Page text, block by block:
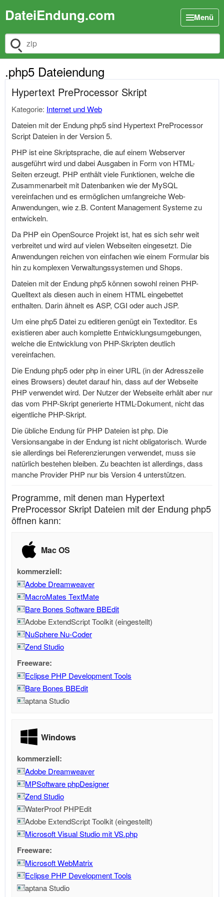
DateiEndung.com Menü
Dateiendung suchen
.php5 Dateiendung
Hypertext PreProcessor Skript
Kategorie: Internet und Web
Dateien mit der Endung php5 sind Hypertext PreProcessor
Script Dateien in der Version 5.
PHP ist eine Skriptsprache, die auf einem Webserver
ausgeführt wird und dabei Ausgaben in Form von HTML-
Seiten erzeugt. PHP enthält viele Funktionen, welche die
Zusammenarbeit mit Datenbanken wie der MySQL
vereinfachen und es ermöglichen umfangreiche Web-
Anwendungen, wie z.B. Content Management Systeme zu
entwickeln.
Da PHP ein OpenSource Projekt ist, hat es sich sehr weit
verbreitet und wird auf vielen Webseiten eingesetzt. Die
Anwendungen reichen von einfachen wie einem Formular bis
hin zu komplexen Verwaltungssystemen und Shops.
Dateien mit der Endung php5 können sowohl reinen PHP-
Quelltext als diesen auch in einem HTML eingebettet
enthalten. Darin ähnelt es ASP, CGI oder auch JSP.
Um eine php5 Datei zu editieren genügt ein Texteditor. Es
existieren aber auch komplette Entwicklungsumgebungen,
welche die Entwicklung von PHP-Skripten deutlich
vereinfachen.
Die Endung php5 oder php in einer URL (in der Adresszeile
eines Browsers) deutet darauf hin, dass auf der Webseite
PHP verwendet wird. Der Nutzer der Webseite erhält aber nur
das vom PHP-Skript generierte HTML-Dokument, nicht das
eigentliche PHP-Skript.
Die übliche Endung für PHP Dateien ist php. Die
Versionsangabe in der Endung ist nicht obligatorisch. Wurde
sie allerdings bei Referenzierungen verwendet, muss sie
natürlich bestehen bleiben. Zu beachten ist allerdings, dass
manche Provider PHP nur bis Version 4 unterstützen.
Programme, mit denen man Hypertext
PreProcessor Skript Dateien mit der Endung php5
öffnen kann:
Mac OS
kommerziell:
Adobe Dreamweaver
MacroMates TextMate
Bare Bones Software BBEdit
Adobe ExtendScript Toolkit (eingestellt)
NuSphere Nu-Coder
Zend Studio
Freeware:
Eclipse PHP Development Tools
Bare Bones BBEdit
aptana Studio
Windows
kommerziell:
Adobe Dreamweaver
MPSoftware phpDesigner
Zend Studio
WaterProof PHPEdit
Adobe ExtendScript Toolkit (eingestellt)
Microsoft Visual Studio mit VS.php
Freeware:
Microsoft WebMatrix
Eclipse PHP Development Tools
aptana Studio